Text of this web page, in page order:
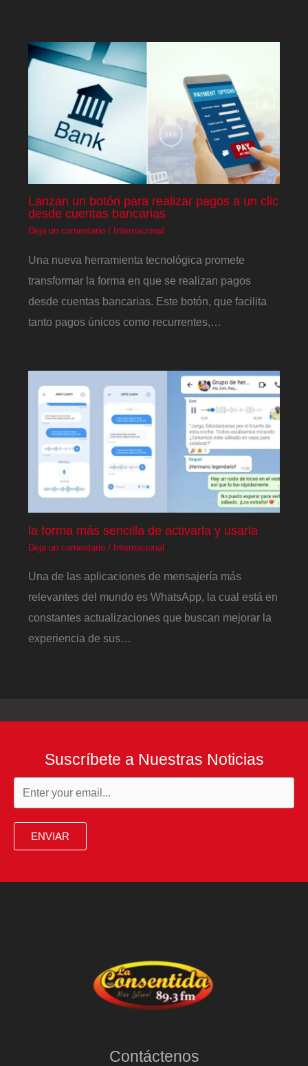
Lanzan un botón para realizar pagos a un clic
desde cuentas bancarias
Deja un comentario / Internacional
Una nueva herramienta tecnológica promete
transformar la forma en que se realizan pagos
desde cuentas bancarias. Este botón, que facilita
tanto pagos únicos como recurrentes,…
la forma más sencilla de activarla y usarla
Deja un comentario / Internacional
Una de las aplicaciones de mensajería más
relevantes del mundo es WhatsApp, la cual está en
constantes actualizaciones que buscan mejorar la
experiencia de sus…
Suscríbete a Nuestras Noticias
ENVIAR
Contáctenos